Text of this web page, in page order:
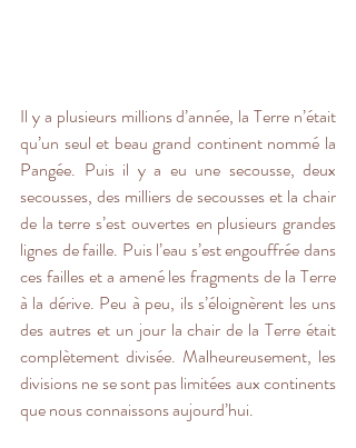
Il y a plusieurs millions d’année, la Terre n’était
qu’un seul et beau grand continent nommé la
Pangée. Puis il y a eu une secousse, deux
secousses, des milliers de secousses et la chair
de la terre s’est ouvertes en plusieurs grandes
lignes de faille. Puis l’eau s’est engouffrée dans
ces failles et a amené les fragments de la Terre
à la dérive. Peu à peu, ils s’éloignèrent les uns
des autres et un jour la chair de la Terre était
complètement divisée. Malheureusement, les
divisions ne se sont pas limitées aux continents
que nous connaissons aujourd’hui.